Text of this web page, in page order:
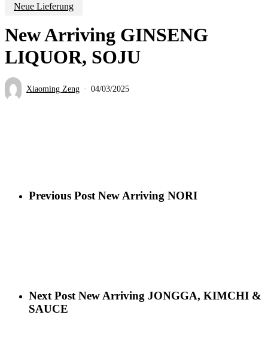
Neue Lieferung
New Arriving GINSENG
LIQUOR, SOJU
Xiaoming Zeng 04/03/2025
Previous PostNew Arriving NORI
Next Post New Arriving JONGGA, KIMCHI &
SAUCE